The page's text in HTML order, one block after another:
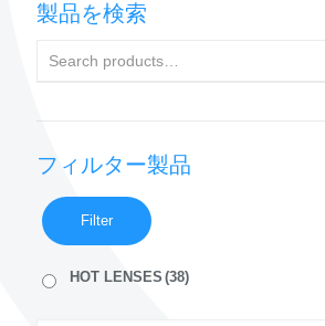
製品を検索
フィルター製品
Filter
HOT LENSES (38)